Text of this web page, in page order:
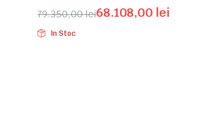
79.350,00lei
Prețul
inițial
68.108,00 lei
Prețul
curent
In Stoc